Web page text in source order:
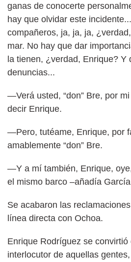
ganas de conocerte
hay que olvidar este
compañeros, ja, ja, ja,
mar. No hay que dar
la tienen, ¿verdad, Enrique? Y
denuncias...
—Verá usted, “don” Bre, por
decir Enrique.
—Pero, tutéame, Enrique, por
amablemente “don” Bre.
—Y a mí también, Enrique,
el mismo barco –añadía
Se acabaron las
línea directa con Ochoa.
Enrique Rodríguez se convirtió
interlocutor de aquellas